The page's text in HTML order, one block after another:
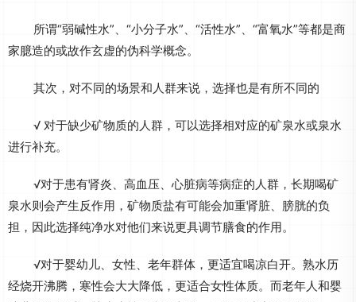
所谓“弱碱性水”、“小分子水”、“活性水”、“富氧水”等都是商
家臆造的或故作玄虚的伪科学概念。
其次，对不同的场景和人群来说，选择也是有所不同的
√ 对于缺少矿物质的人群，可以选择相对应的矿泉水或泉水
进行补充。
√对于患有肾炎、高血压、心脏病等病症的人群，长期喝矿
泉水则会产生反作用，矿物质盐有可能会加重肾脏、膀胱的负
担，因此选择纯净水对他们来说更具调节膳食的作用。
√对于婴幼儿、女性、老年群体，更适宜喝凉白开。熟水历
经烧开沸腾，寒性会大大降低，更适合女性体质。而老年人和婴